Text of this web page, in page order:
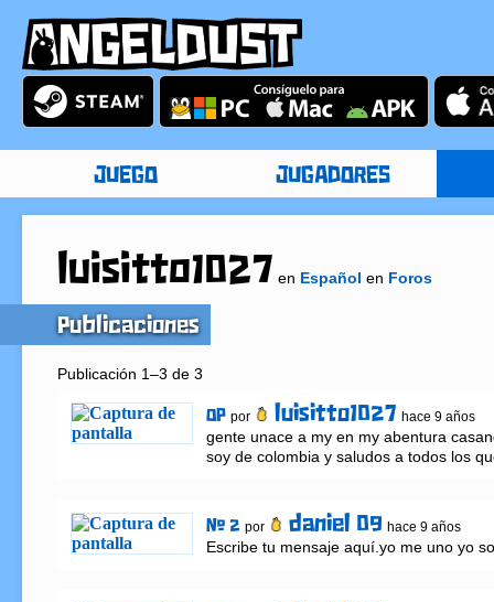
JUEGO JUGADORES
luisitto1027 en Español en Foros
Publicaciones
Publicación 1–3 de 3
OP por luisitto1027 hace 9 años
gente unace a my en my abentura
soy de colombia y saludos a todos los
# 2 por daniel 09 hace 9 años
Escribe tu mensaje aquí.yo me uno yo